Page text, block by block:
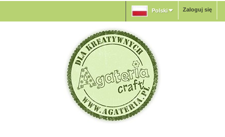
Zaloguj się
Polski